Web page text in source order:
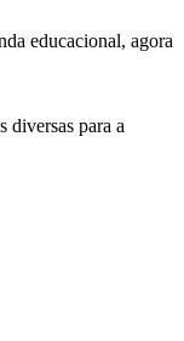
educacional, agora
diversas para a